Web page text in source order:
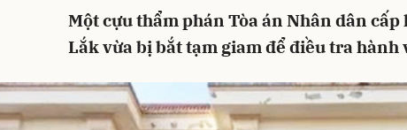
Một cựu thẩm phán Tòa án Nhân dân
Lắk vừa bị bắt tạm giam để điều tra hành